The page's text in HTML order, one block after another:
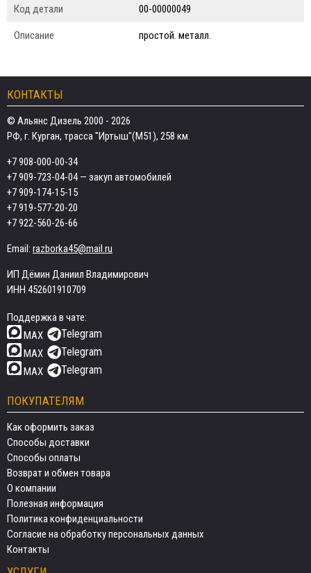
Код детали 00-00000049
Описание простой. металл.
КОНТАКТЫ
© Альянс Дизель 2000 - 2026
РФ, г. Курган, трасса "Иртыш"(М51), 258 км.
+7 908-000-00-34
+7 909-723-04-04— закуп автомобилей
+7 909-174-15-15
+7 919-577-20-20
+7 922-560-26-66
Email: razborka45@mail.ru
ИП Дёмин Даниил Владимирович
ИНН 452601910709
Поддержка в чате:
MAX
Telegram
MAX Telegram
MAX Telegram
ПОКУПАТЕЛЯМ
Как оформить заказ
Способы доставки
Способы оплаты
Возврат и обмен товара
О компании
Полезная информация
Политика конфиденциальности
Согласие на обработку персональных данных
Контакты